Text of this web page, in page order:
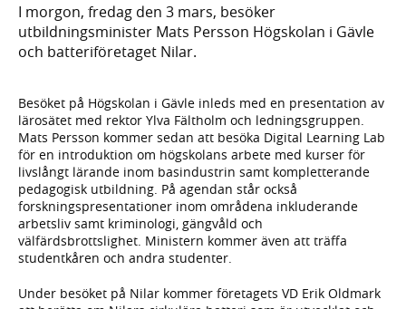
I morgon, fredag den 3 mars, besöker
utbildningsminister Mats Persson Högskolan i Gävle
och batteriföretaget Nilar.
Besöket på Högskolan i Gävle inleds med en presentation av
lärosätet med rektor Ylva Fältholm och ledningsgruppen.
Mats Persson kommer sedan att besöka Digital Learning Lab
för en introduktion om högskolans arbete med kurser för
livslångt lärande inom basindustrin samt kompletterande
pedagogisk utbildning. På agendan står också
forskningspresentationer inom områdena inkluderande
arbetsliv samt kriminologi, gängvåld och
välfärdsbrottslighet. Ministern kommer även att träffa
studentkåren och andra studenter.
Under besöket på Nilar kommer företagets VD Erik Oldmark